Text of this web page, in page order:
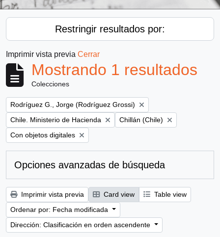
Restringir resultados por:
Imprimir vista previa Cerrar
Mostrando 1 resultados
Colecciones
Remove filter:
Rodríguez G., Jorge (Rodríguez Grossi)
Remove filter:
Chile. Ministerio de Hacienda Remove filter:
Chillán (Chile)
Remove filter:
Con objetos digitales
Opciones avanzadas de búsqueda
Imprimir vista previa Card view
Table view
Ordenar por: Fecha modificada
Dirección: Clasificación en orden ascendente